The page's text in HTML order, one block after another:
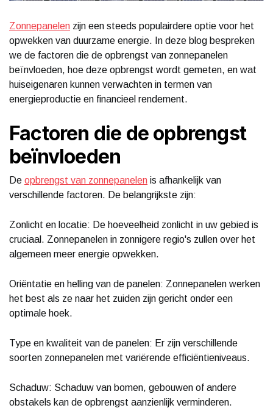
Zonnepanelen zijn een steeds populairdere optie voor het
opwekken van duurzame energie. In deze blog bespreken
we de factoren die de opbrengst van zonnepanelen
beïnvloeden, hoe deze opbrengst wordt gemeten, en wat
huiseigenaren kunnen verwachten in termen van
energieproductie en financieel rendement.
Factoren die de opbrengst
beïnvloeden
De opbrengst van zonnepanelen is afhankelijk van
verschillende factoren. De belangrijkste zijn:
Zonlicht en locatie: De hoeveelheid zonlicht in uw gebied is
cruciaal. Zonnepanelen in zonnigere regio's zullen over het
algemeen meer energie opwekken.
Oriëntatie en helling van de panelen: Zonnepanelen werken
het best als ze naar het zuiden zijn gericht onder een
optimale hoek.
Type en kwaliteit van de panelen: Er zijn verschillende
soorten zonnepanelen met variërende efficiëntieniveaus.
Schaduw: Schaduw van bomen, gebouwen of andere
obstakels kan de opbrengst aanzienlijk verminderen.